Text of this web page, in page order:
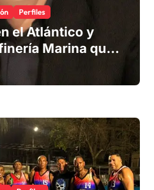
Perfiles
el Atlántico y
Marina que
nuestras playas